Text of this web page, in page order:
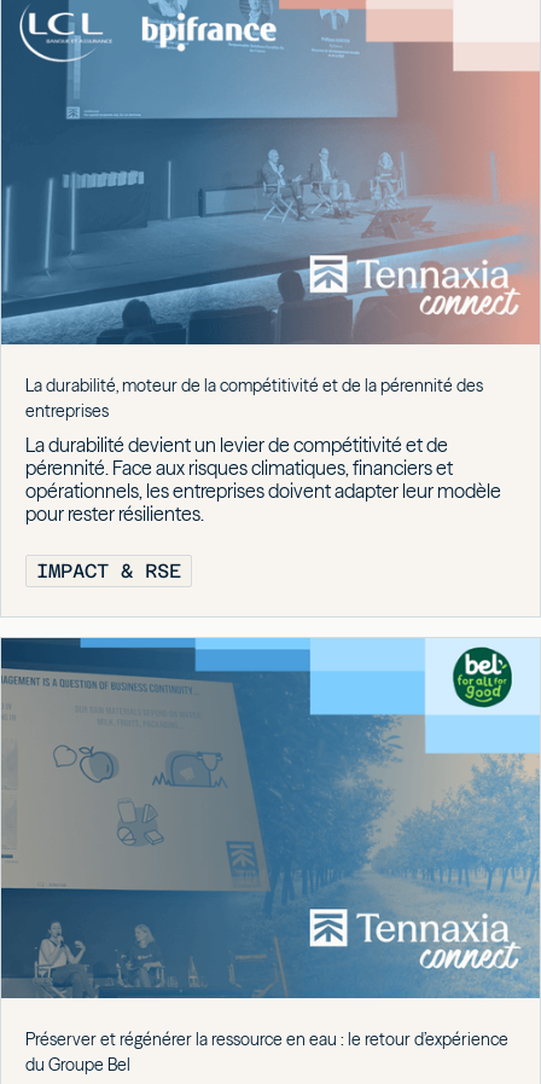
La durabilité, moteur de la compétitivité et de la pérennité des
entreprises
La durabilité devient un levier de compétitivité et de
pérennité. Face aux risques climatiques, financiers et
opérationnels, les entreprises doivent adapter leur modèle
pour rester résilientes.
IMPACT & RSE
Préserver et régénérer la ressource en eau : le retour d’expérience
du Groupe Bel